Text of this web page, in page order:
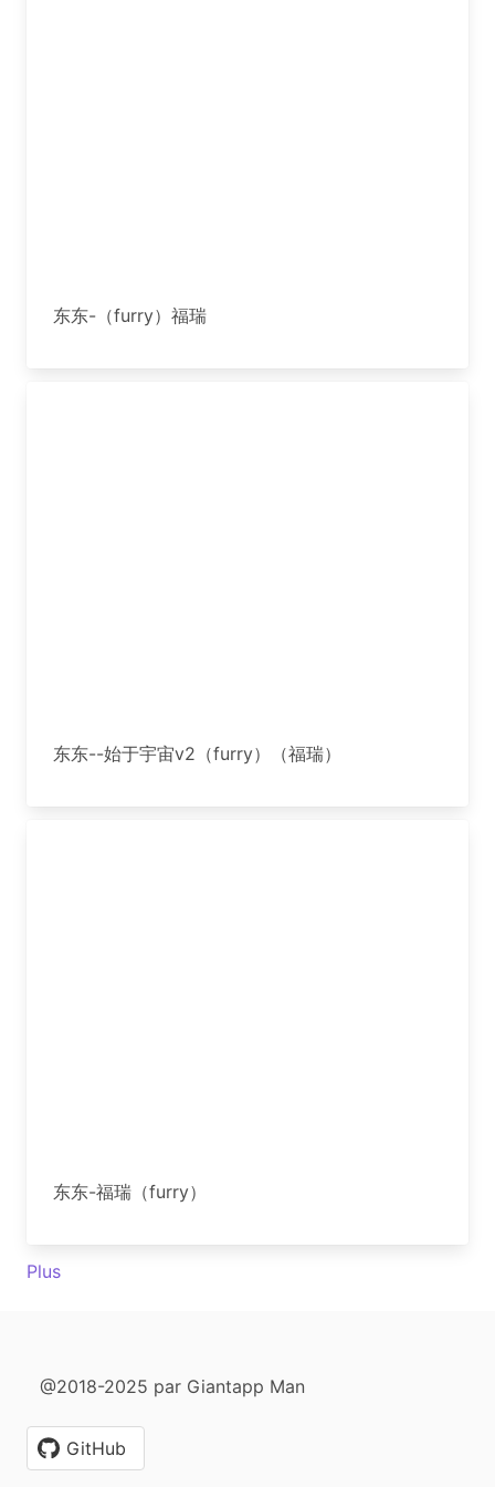
东东-（furry）福瑞
东东--始于宇宙v2（furry）（福瑞）
东东-福瑞（furry）
Plus
@2018-2025 par Giantapp Man
GitHub